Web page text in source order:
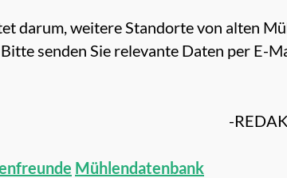
darum, weitere Standorte von alten
senden Sie relevante Daten per E-
-
Mühlendatenbank